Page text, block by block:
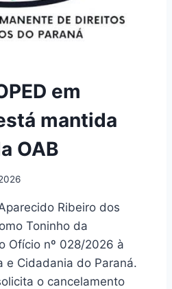
em
mantida
OAB
Ribeiro dos
Toninho da
Ofício nº 028/2026 à
e Cidadania do Paraná.
o cancelamento